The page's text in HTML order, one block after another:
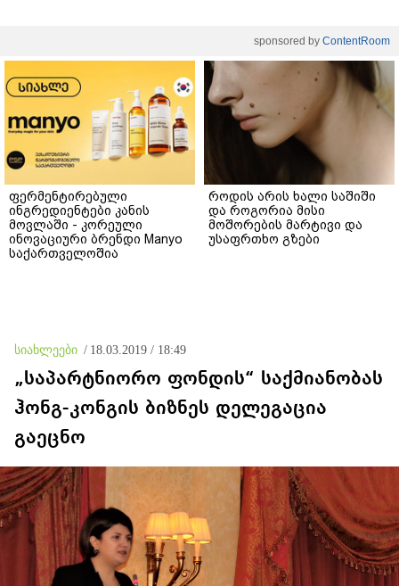
sponsored by ContentRoom
ფერმენტირებული
ინგრედიენტები კანის
მოვლაში - კორეული
ინოვაციური ბრენდი Manyo
საქართველოშია
როდის არის ხალი საშიში
და როგორია მისი
მოშორების მარტივი და
უსაფრთხო გზები
სიახლეები / 18.03.2019 / 18:49
„საპარტნიორო ფონდის“ საქმიანობას
ჰონგ-კონგის ბიზნეს დელეგაცია
გაეცნო